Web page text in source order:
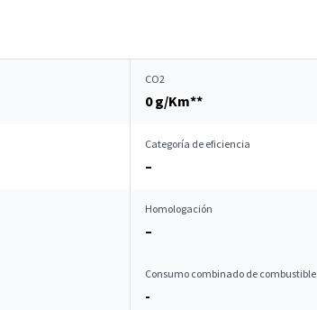
CO2
0 g/Km**
Categoría de eficiencia
–
Homologación
–
Consumo combinado de combustible
-